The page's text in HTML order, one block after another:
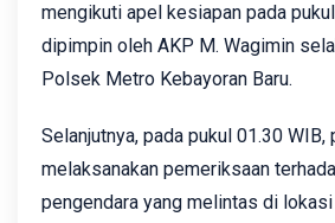
mengikuti apel kesiapan pada
dipimpin oleh AKP M. Wagimin
Polsek Metro Kebayoran Baru.
Selanjutnya, pada pukul 01.30
melaksanakan pemeriksaan
pengendara yang melintas di lokasi